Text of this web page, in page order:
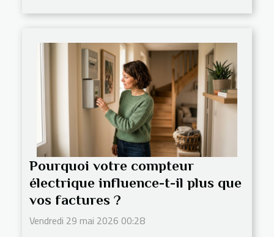
Pourquoi votre compteur
électrique influence-t-il plus que
vos factures ?
Vendredi 29 mai 2026 00:28